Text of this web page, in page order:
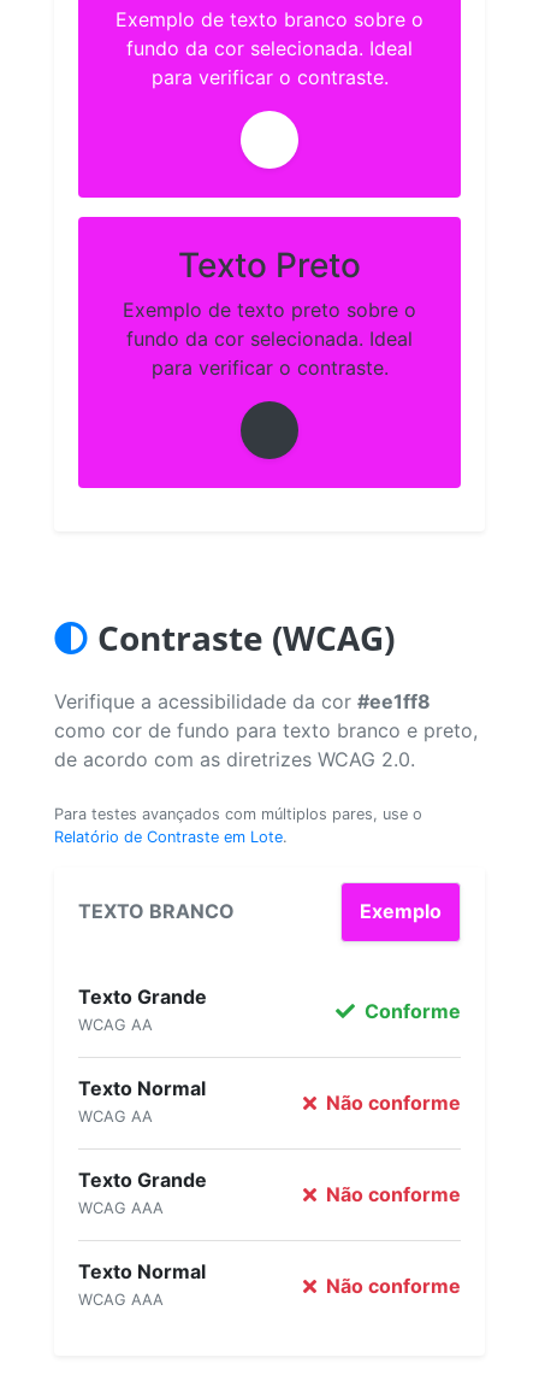
Exemplo de texto branco sobre o
fundo da cor selecionada. Ideal
para verificar o contraste.
Texto Preto
Exemplo de texto preto sobre o
fundo da cor selecionada. Ideal
para verificar o contraste.
Contraste (WCAG)
Verifique a acessibilidade da cor #ee1ff8
como cor de fundo para texto branco e preto,
de acordo com as diretrizes WCAG 2.0.
Para testes avançados com múltiplos pares, use o
Relatório de Contraste em Lote.
TEXTO BRANCO Exemplo
Texto Grande
WCAG AA
Conforme
Texto Normal
WCAG AA
Não conforme
Texto Grande
WCAG AAA
Não conforme
Texto Normal
WCAG AAA
Não conforme